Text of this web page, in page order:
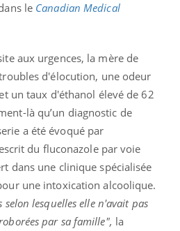
le Canadian Medical
aux urgences, la mère de
d'élocution, une odeur
un taux d'éthanol élevé de 62
là qu’un diagnostic de
a été évoqué par
du fluconazole par voie
dans une clinique spécialisée
une intoxication alcoolique.
lesquelles elle n'avait pas
par sa famille", la